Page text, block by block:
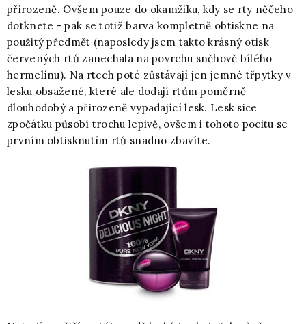
přirozeně. Ovšem pouze do okamžiku, kdy se rty něčeho
dotknete - pak se totiž barva kompletně obtiskne na
použitý předmět (naposledy jsem takto krásný otisk
červených rtů zanechala na povrchu sněhově bílého
hermelínu). Na rtech poté zůstávají jen jemné třpytky v
lesku obsažené, které ale dodají rtům poměrně
dlouhodobý a přirozeně vypadající lesk. Lesk sice
zpočátku působí trochu lepivě, ovšem i tohoto pocitu se
prvním obtisknutím rtů snadno zbavíte.